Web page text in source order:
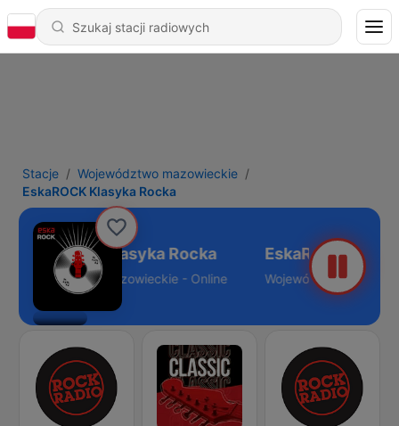
Stacje
Województwo mazowieckie
EskaROCK Klasyka Rocka
EskaROCK Klasyka Rocka
Województwo mazowieckie - Online